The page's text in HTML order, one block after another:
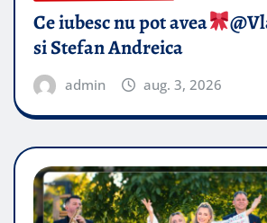
Ce iubesc nu pot avea
si Stefan Andreica
admin aug. 3, 2026